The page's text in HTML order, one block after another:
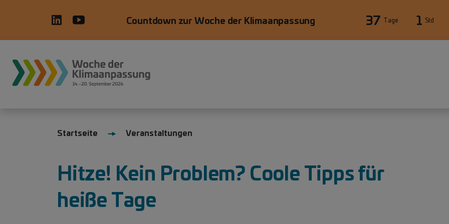
Countdown zur Woche der Klimaanpassung 37 Tage 1 Std
Startseite Veranstaltungen
Hitze! Kein Problem? Coole Tipps für
heiße Tage